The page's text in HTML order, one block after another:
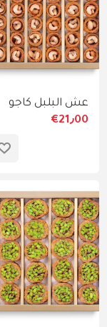
عش البلبل كاجو
€21٫00